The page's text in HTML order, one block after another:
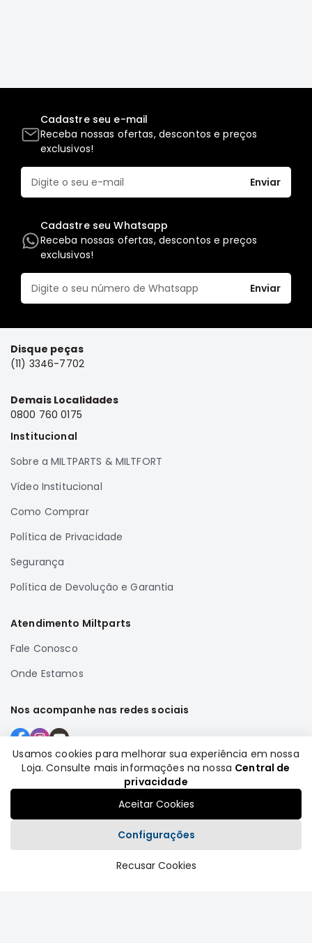
Pajero
Lancer
Grandis
Cadastre seu e-mail
Receba nossas ofertas, descontos e preços
exclusivos!
Enviar
Cadastre seu Whatsapp
Receba nossas ofertas, descontos e preços
exclusivos!
Enviar
Disque peças
(11) 3346-7702
Demais Localidades
0800 760 0175
Institucional
Sobre a MILTPARTS & MILTFORT
Vídeo Institucional
Como Comprar
Política de Privacidade
Segurança
Política de Devolução e Garantia
Atendimento Miltparts
Fale Conosco
Onde Estamos
Nos acompanhe nas redes sociais
Formas de pagamento
Plataforma
Usamos cookies para melhorar sua experiência em nossa
Loja. Consulte mais informações na nossa Central de
privacidade
Aceitar Cookies
Configurações
Recusar Cookies